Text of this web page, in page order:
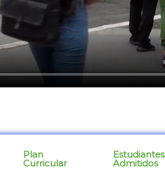
Plan
Curricular
Estudiantes
Admitidos